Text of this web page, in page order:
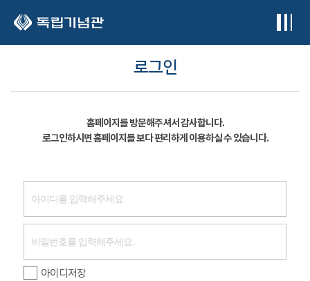
로그인
홈페이지를 방문해주셔서 감사합니다.
로그인하시면 홈페이지를 보다 편리하게 이용하실 수 있습니다.
아이디저장